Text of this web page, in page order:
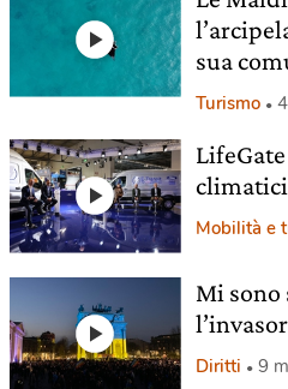
sua
Turismo
Mobilità e
Mi sono
l’invasor
Diritti 9